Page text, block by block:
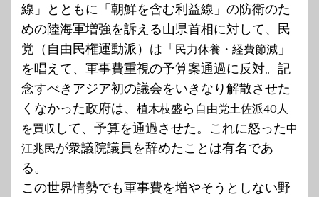
線」とともに「朝鮮を含む利益線」の防衛のた
めの陸海軍増強を訴える山県首相に対して、民
党（自由民権運動派）は「 民力休養・経費節減 」
を唱えて、軍事費重視の予算案通過に反対。記
念すべきアジア初の議会をいきなり解散させた
くなかった政府は、 植木枝盛 ら 自由党土佐派40人
を買収 して、予算を通過させた。これに怒った中
江兆民が衆議院議員を辞めたことは有名であ
る。
この世界情勢でも軍事費を増やそうとしない野